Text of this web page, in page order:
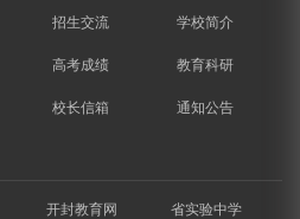
招生交流 学校简介
高考成绩 教育科研
校长信箱 通知公告
开封教育网 省实验中学